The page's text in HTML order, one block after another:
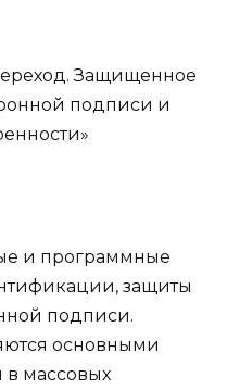
Защищенное
подписи и
и программные
защиты
подписи.
основными
массовых